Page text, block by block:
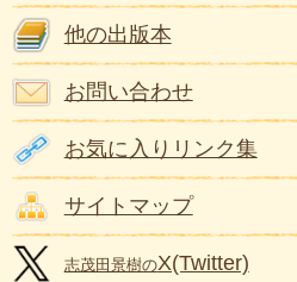
他の出版本
お問い合わせ
お気に入りリンク集
サイトマップ
志茂田景樹のX(Twitter)